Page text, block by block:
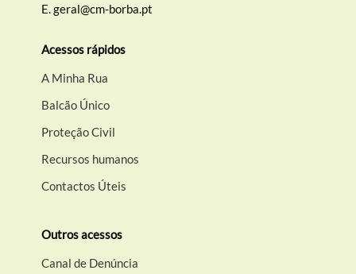
E.geral@cm-borba.pt
Acessos rápidos
A Minha Rua
Balcão Único
Proteção Civil
Recursos humanos
Contactos Úteis
Outros acessos
Canal de Denúncia